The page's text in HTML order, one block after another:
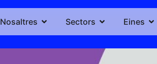
Nosaltres Sectors Eines